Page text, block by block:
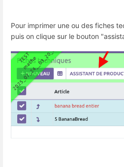
Pour imprimer une ou des fiches
puis on clique sur le bouton